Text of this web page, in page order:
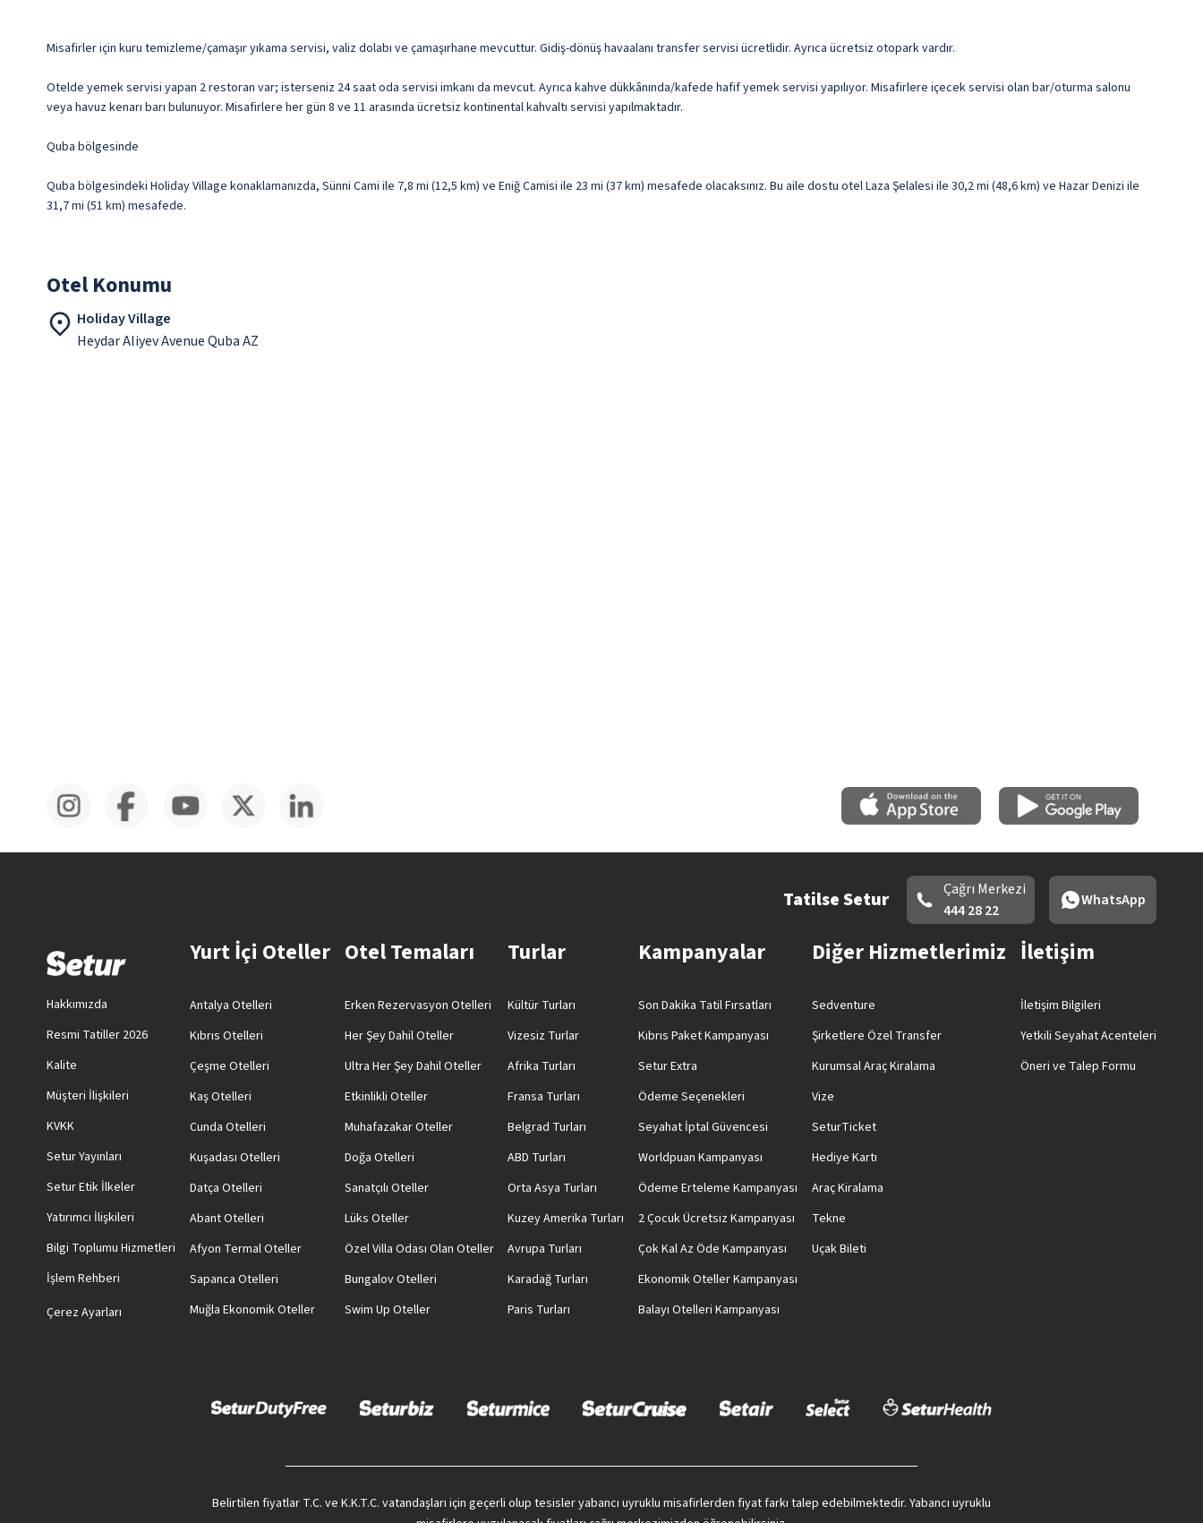
Misafirler için kuru temizleme/çamaşır yıkama servisi, valiz dolabı ve çamaşırhane mevcuttur. Gidiş-dönüş havaalanı transfer servisi ücretlidir. Ayrıca ücretsiz otopark vardır.
Otelde yemek servisi yapan 2 restoran var; isterseniz 24 saat oda servisi imkanı da mevcut. Ayrıca kahve dükkânında/kafede hafif yemek servisi yapılıyor. Misafirlere içecek servisi olan bar/oturma salonu
veya havuz kenarı barı bulunuyor. Misafirlere her gün 8 ve 11 arasında ücretsiz kontinental kahvaltı servisi yapılmaktadır.
Quba bölgesinde
Quba bölgesindeki Holiday Village konaklamanızda, Sünni Cami ile 7,8 mi (12,5 km) ve Eniğ Camisi ile 23 mi (37 km) mesafede olacaksınız. Bu aile dostu otel Laza Şelalesi ile 30,2 mi (48,6 km) ve Hazar Denizi ile
31,7 mi (51 km) mesafede.
Otel Konumu
Holiday Village
Heydar Aliyev Avenue Quba AZ
Tatilse Setur
Çağrı Merkezi
444 28 22
WhatsApp
Hakkımızda
Resmi Tatiller 2026
Kalite
Müşteri İlişkileri
KVKK
Setur Yayınları
Setur Etik İlkeler
Yatırımcı İlişkileri
Bilgi Toplumu Hizmetleri
İşlem Rehberi
Çerez Ayarları
Yurt İçi Oteller
Antalya Otelleri
Kıbrıs Otelleri
Çeşme Otelleri
Kaş Otelleri
Cunda Otelleri
Kuşadası Otelleri
Datça Otelleri
Abant Otelleri
Afyon Termal Oteller
Sapanca Otelleri
Muğla Ekonomik Oteller
Otel Temaları
Erken Rezervasyon Otelleri
Her Şey Dahil Oteller
Ultra Her Şey Dahil Oteller
Etkinlikli Oteller
Muhafazakar Oteller
Doğa Otelleri
Sanatçılı Oteller
Lüks Oteller
Özel Villa Odası Olan Oteller
Bungalov Otelleri
Swim Up Oteller
Turlar
Kültür Turları
Vizesiz Turlar
Afrika Turları
Fransa Turları
Belgrad Turları
ABD Turları
Orta Asya Turları
Kuzey Amerika Turları
Avrupa Turları
Karadağ Turları
Paris Turları
Kampanyalar
Son Dakika Tatil Fırsatları
Kıbrıs Paket Kampanyası
Setur Extra
Ödeme Seçenekleri
Seyahat İptal Güvencesi
Worldpuan Kampanyası
Ödeme Erteleme Kampanyası
2 Çocuk Ücretsiz Kampanyası
Çok Kal Az Öde Kampanyası
Ekonomik Oteller Kampanyası
Balayı Otelleri Kampanyası
Diğer Hizmetlerimiz
Sedventure
Şirketlere Özel Transfer
Kurumsal Araç Kiralama
Vize
SeturTicket
Hediye Kartı
Araç Kiralama
Tekne
Uçak Bileti
İletişim
İletişim Bilgileri
Yetkili Seyahat Acenteleri
Öneri ve Talep Formu
Belirtilen fiyatlar T.C. ve K.K.T.C. vatandaşları için geçerli olup tesisler yabancı uyruklu misafirlerden fiyat farkı talep edebilmektedir. Yabancı uyruklu